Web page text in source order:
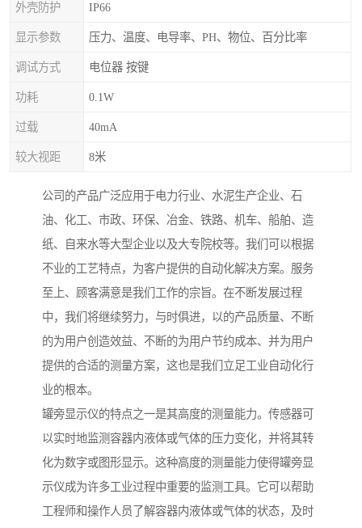
外壳防护 IP66
显示参数 压力、温度、电导率、PH、物位、百分比率
调试方式 电位器 按键
功耗 0.1W
过载 40mA
较大视距 8米
公司的产品广泛应用于电力行业、水泥生产企业、石
油、化工、市政、环保、冶金、铁路、机车、船舶、造
纸、自来水等大型企业以及大专院校等。我们可以根据
不业的工艺特点，为客户提供的自动化解决方案。服务
至上、顾客满意是我们工作的宗旨。在不断发展过程
中，我们将继续努力，与时俱进，以的产品质量、不断
的为用户创造效益、不断的为用户节约成本、并为用户
提供的合适的测量方案，这也是我们立足工业自动化行
业的根本。
罐旁显示仪的特点之一是其高度的测量能力。传感器可
以实时地监测容器内液体或气体的压力变化，并将其转
化为数字或图形显示。这种高度的测量能力使得罐旁显
示仪成为许多工业过程中重要的监测工具。它可以帮助
工程师和操作人员了解容器内液体或气体的状态，及时